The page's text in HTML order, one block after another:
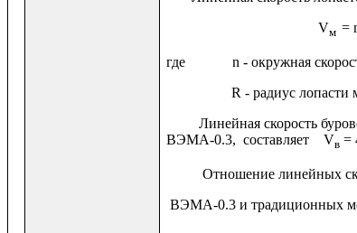
Vм =
где n - окружная
R - радиус
Линейная скорость
ВЭМА-0.3, составляет Vв =
Отношение линейных
ВЭМА-0.3 и традиционных